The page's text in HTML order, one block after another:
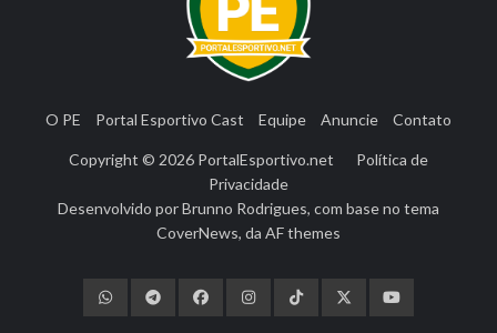
O PE Portal Esportivo Cast Equipe Anuncie Contato
Copyright © 2026 PortalEsportivo.net
Política de
Privacidade
Desenvolvido porBrunno Rodrigues, com base no tema
CoverNews, da AF themes